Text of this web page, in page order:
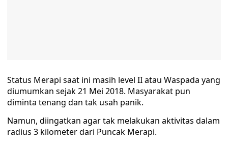
Status Merapi saat ini masih level II atau Waspada yang
diumumkan sejak 21 Mei 2018. Masyarakat pun
diminta tenang dan tak usah panik.
Namun, diingatkan agar tak melakukan aktivitas dalam
radius 3 kilometer dari Puncak Merapi.